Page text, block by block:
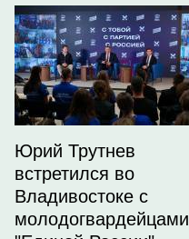
Юрий Трутнев
встретился во
Владивостоке с
молодогвардейцами